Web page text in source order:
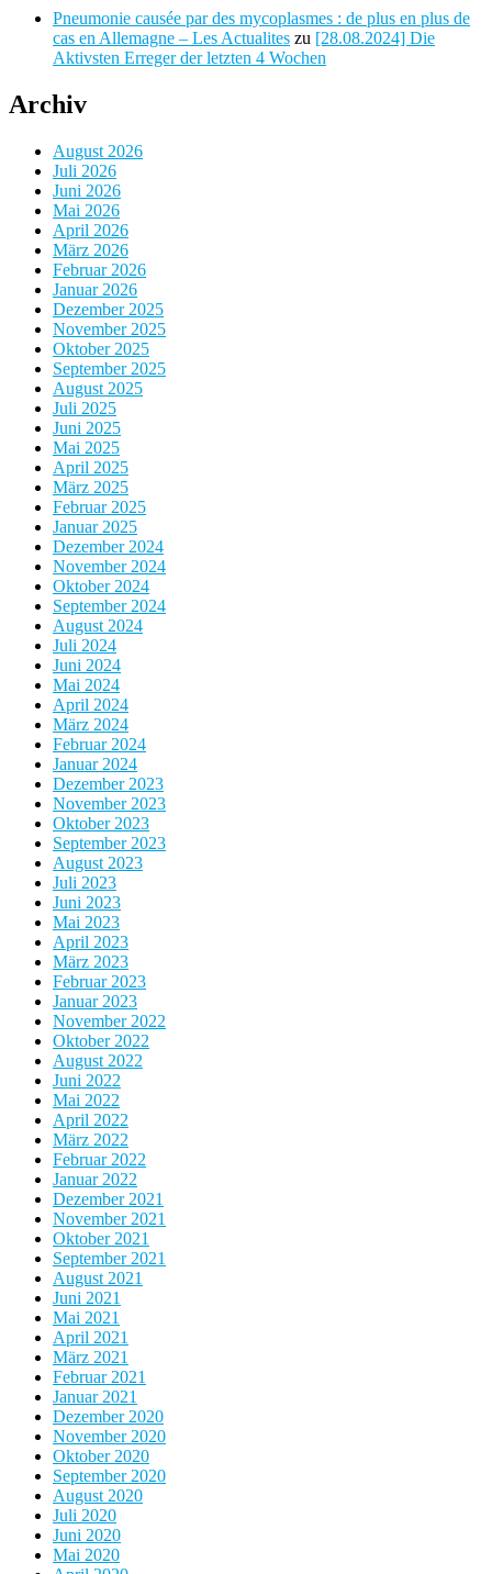
Pneumonie causée par des mycoplasmes : de plus en plus de
cas en Allemagne – Les Actualites zu [28.08.2024] Die
Aktivsten Erreger der letzten 4 Wochen
Archiv
August 2026
Juli 2026
Juni 2026
Mai 2026
April 2026
März 2026
Februar 2026
Januar 2026
Dezember 2025
November 2025
Oktober 2025
September 2025
August 2025
Juli 2025
Juni 2025
Mai 2025
April 2025
März 2025
Februar 2025
Januar 2025
Dezember 2024
November 2024
Oktober 2024
September 2024
August 2024
Juli 2024
Juni 2024
Mai 2024
April 2024
März 2024
Februar 2024
Januar 2024
Dezember 2023
November 2023
Oktober 2023
September 2023
August 2023
Juli 2023
Juni 2023
Mai 2023
April 2023
März 2023
Februar 2023
Januar 2023
November 2022
Oktober 2022
August 2022
Juni 2022
Mai 2022
April 2022
März 2022
Februar 2022
Januar 2022
Dezember 2021
November 2021
Oktober 2021
September 2021
August 2021
Juni 2021
Mai 2021
April 2021
März 2021
Februar 2021
Januar 2021
Dezember 2020
November 2020
Oktober 2020
September 2020
August 2020
Juli 2020
Juni 2020
Mai 2020